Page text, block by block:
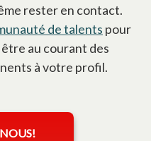
rester en contact.
de talents pour
au courant des
à votre profil.